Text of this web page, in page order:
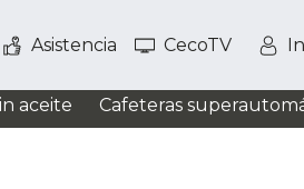
Asistencia CecoTV
aceite Cafeteras